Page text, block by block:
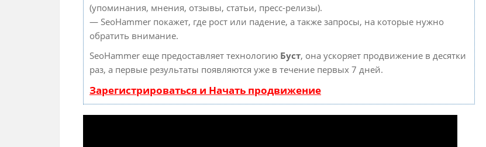
(упоминания, мнения, отзывы, статьи, пресс-релизы).
— SeoHammer покажет, где рост или падение, а также запросы, на которые нужно
обратить внимание.
SeoHammer еще предоставляет технологию Буст, она ускоряет продвижение в десятки
раз, а первые результаты появляются уже в течение первых 7 дней.
Зарегистрироваться и Начать продвижение